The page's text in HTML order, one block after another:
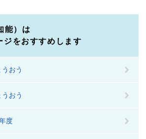
能）は
ジをおすすめします
おう
おう
度